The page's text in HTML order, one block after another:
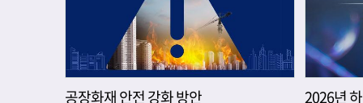
공장화재 안전 강화 방안